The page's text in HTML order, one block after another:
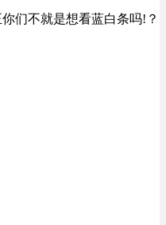
们不就是想看蓝白条吗!？